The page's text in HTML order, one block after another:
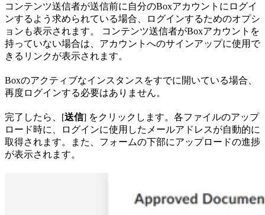
コンテンツ送信者が送信前に自分のBoxアカウントにログイ
ンするよう求められている場合、ログインするためのオプシ
ョンも表示されます。 コンテンツ送信者がBoxアカウントを
持っていない場合は、アカウントへのサインアップに使用で
きるリンクが表示されます。
Boxのアクティブなインスタンスをすでに開いている場合、
再度ログインする必要はありません。
完了したら、[送信] をクリックします。各ファイルのアップ
ロード時に、ログインに使用したメールアドレスが自動的に
取得されます。また、フォームの下部にアップロードの進捗
が表示されます。